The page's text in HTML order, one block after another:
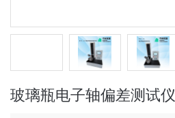
玻璃瓶电子轴偏差测试仪